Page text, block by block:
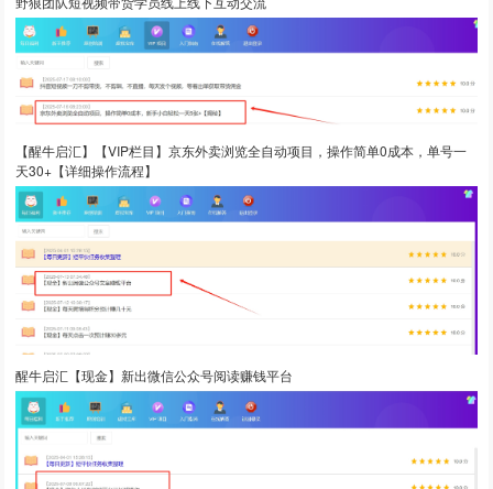
【醒牛启汇】【VIP栏目】京东外卖浏览全自动项目，操作简单0成本，单号一
天30+【详细操作流程】
醒牛启汇【现金】新出微信公众号阅读赚钱平台